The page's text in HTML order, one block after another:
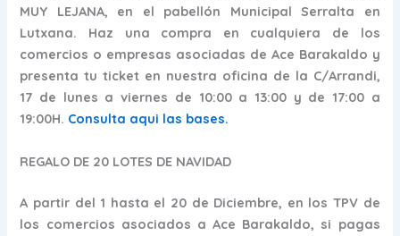
MUY LEJANA, en el pabellón Municipal Serralta en
Lutxana. Haz una compra en cualquiera de los
comercios o empresas asociadas de Ace Barakaldo y
presenta tu ticket en nuestra oficina de la C/Arrandi,
17 de lunes a viernes de 10:00 a 13:00 y de 17:00 a
19:00H. Consulta aqui las bases.
REGALO DE 20 LOTES DE NAVIDAD
A partir del 1 hasta el 20 de Diciembre, en los TPV de
los comercios asociados a Ace Barakaldo, si pagas